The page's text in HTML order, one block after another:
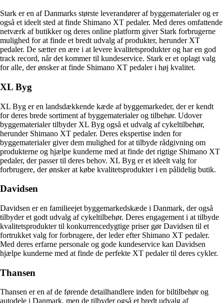
Stark er en af Danmarks største leverandører af byggematerialer og er
også et ideelt sted at finde Shimano XT pedaler. Med deres omfattende
netværk af butikker og deres online platform giver Stark forbrugerne
mulighed for at finde et bredt udvalg af produkter, herunder XT
pedaler. De sætter en ære i at levere kvalitetsprodukter og har en god
track record, når det kommer til kundeservice. Stark er et oplagt valg
for alle, der ønsker at finde Shimano XT pedaler i høj kvalitet.
XL Byg
XL Byg er en landsdækkende kæde af byggemarkeder, der er kendt
for deres brede sortiment af byggematerialer og tilbehør. Udover
byggematerialer tilbyder XL Byg også et udvalg af cykeltilbehør,
herunder Shimano XT pedaler. Deres ekspertise inden for
byggematerialer giver dem mulighed for at tilbyde rådgivning om
produkterne og hjælpe kunderne med at finde det rigtige Shimano XT
pedaler, der passer til deres behov. XL Byg er et ideelt valg for
forbrugere, der ønsker at købe kvalitetsprodukter i en pålidelig butik.
Davidsen
Davidsen er en familieejet byggemarkedskæde i Danmark, der også
tilbyder et godt udvalg af cykeltilbehør. Deres engagement i at tilbyde
kvalitetsprodukter til konkurrencedygtige priser gør Davidsen til et
fortrukket valg for forbrugere, der leder efter Shimano XT pedaler.
Med deres erfarne personale og gode kundeservice kan Davidsen
hjælpe kunderne med at finde de perfekte XT pedaler til deres cykler.
Thansen
Thansen er en af de førende detailhandlere inden for biltilbehør og
autodele i Danmark, men de tilbyder også et bredt udvalg af